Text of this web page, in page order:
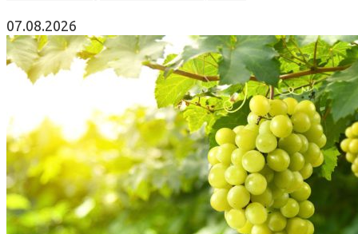
07.08.2026